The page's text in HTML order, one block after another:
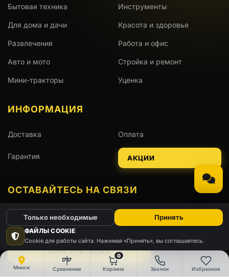
Минск Сравнение
0
Корзина Звонок Избранное
Бытовая техника Инструменты
Для дома и дачи Красота и здоровье
Развлечения Работа и офис
Авто и мото Стройка и ремонт
Мини-тракторы Уценка
ИНФОРМАЦИЯ
Доставка Оплата
Гарантия АКЦИИ
ОСТАВАЙТЕСЬ НА СВЯЗИ
Viber TelegramWhatsAppInstagram
КОНСУЛЬТАЦИЯ
ФАЙЛЫ COOKIE
Cookie для работы сайта. Нажимая «Принять», вы соглашаетесь.
Только необходимые Принять